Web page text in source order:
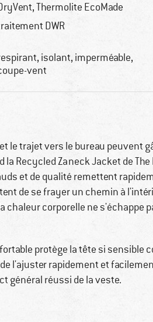
Thermolite EcoMade
DWR
isolant, imperméable,
vent
le trajet vers le bureau peuvent
la Recycled Zaneck Jacket de
et de qualité remettent
de se frayer un chemin à
chaleur corporelle ne s'échappe
protège la tête si sensible
l'ajuster rapidement et
général réussi de la veste.